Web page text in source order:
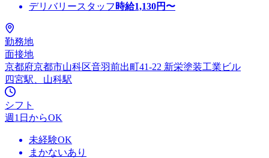
デリバリースタッフ 時給1,130円〜
勤務地
面接地
京都府京都市山科区音羽前出町41-22 新栄塗装工業ビル
四宮駅、山科駅
シフト
週1日からOK
未経験OK
まかないあり